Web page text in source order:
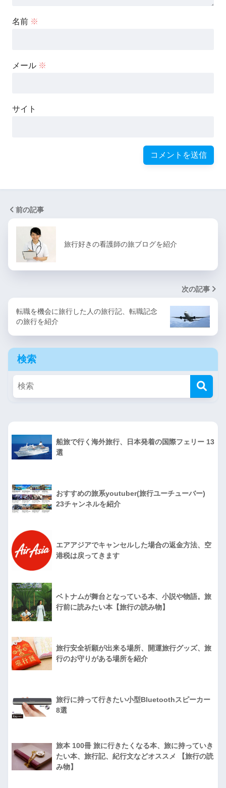
名前 ※
メール ※
サイト
前の記事
旅行好きの看護師の旅ブログを紹介
次の記事
転職を機会に旅行した人の旅行記、転職記念
の旅行を紹介
検索
船旅で行く海外旅行、日本発着の国際フェリー 13
選
おすすめの旅系youtuber(旅行ユーチューバー)
23チャンネルを紹介
エアアジアでキャンセルした場合の返金方法、空
港税は戻ってきます
ベトナムが舞台となっている本、小説や物語。旅
行前に読みたい本【旅行の読み物】
旅行安全祈願が出来る場所、開運旅行グッズ、旅
行のお守りがある場所を紹介
旅行に持って行きたい小型Bluetoothスピーカー
8選
旅本 100冊 旅に行きたくなる本、旅に持っていき
たい本、旅行記、紀行文などオススメ 【旅行の読
み物】